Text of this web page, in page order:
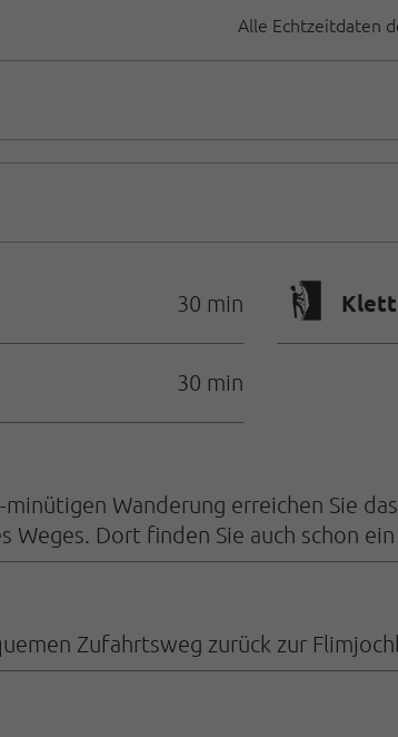
Alle Echtzeitdaten
30 min 🄱
30 min
Wanderung erreichen Sie
Weges. Dort finden Sie auch schon
Zufahrtsweg zurück zur